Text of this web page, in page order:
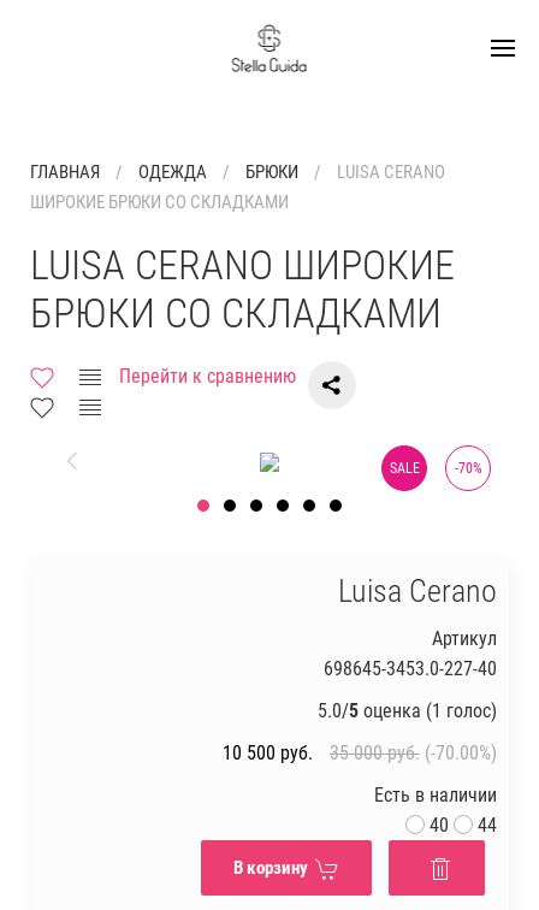
ГЛАВНАЯ ОДЕЖДА БРЮКИ
LUISA CERANO
ШИРОКИЕ БРЮКИ СО СКЛАДКАМИ
LUISA CERANO ШИРОКИЕ
БРЮКИ СО СКЛАДКАМИ
Перейти к сравнению
-70%
SALE
Luisa Cerano
Артикул
698645-3453.0-227-40
5.0/5 оценка (1 голос)
10 500 руб. 35 000 руб. (-70.00%)
Есть в наличии
40
44
В корзину